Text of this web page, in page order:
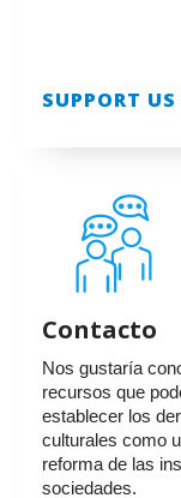
SUPPORT US
Contacto
Nos gustaría
recursos que
establecer los
culturales como
reforma de las
sociedades.